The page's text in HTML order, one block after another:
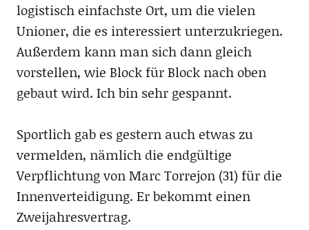
logistisch einfachste Ort, um die vielen
Unioner, die es interessiert unterzukriegen.
Außerdem kann man sich dann gleich
vorstellen, wie Block für Block nach oben
gebaut wird. Ich bin sehr gespannt.
Sportlich gab es gestern auch etwas zu
vermelden, nämlich die endgültige
Verpflichtung von Marc Torrejon (31) für die
Innenverteidigung. Er bekommt einen
Zweijahresvertrag.